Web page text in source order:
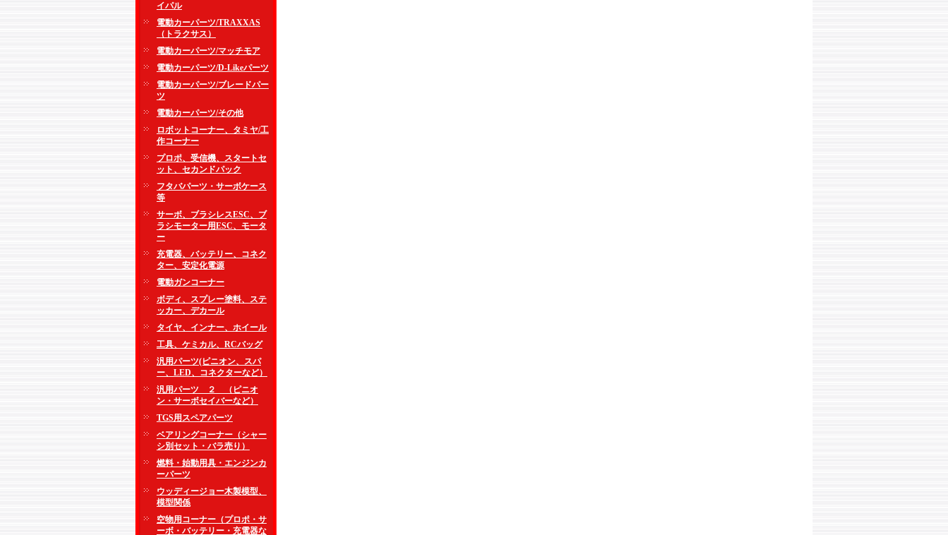
イパル
電動カーパーツ/TRAXXAS
（トラクサス）
電動カーパーツ/マッチモア
電動カーパーツ/D-Likeパーツ
電動カーパーツ/ブレードパー
ツ
電動カーパーツ/その他
ロボットコーナー、タミヤ/工
作コーナー
プロポ、受信機、スタートセ
ット、セカンドパック
フタバパーツ・サーボケース
等
サーボ、ブラシレスESC、ブ
ラシモーター用ESC、モータ
ー
充電器、バッテリー、コネク
ター、安定化電源
電動ガンコーナー
ボディ、スプレー塗料、ステ
ッカー、デカール
タイヤ、インナー、ホイール
工具、ケミカル、RCバッグ
汎用パーツ(ピニオン、スパ
ー、LED、コネクターなど）
汎用パーツ ２ （ピニオ
ン・サーボセイバーなど）
TGS用スペアパーツ
ベアリングコーナー（シャー
シ別セット・バラ売り）
燃料・始動用具・エンジンカ
ーパーツ
ウッディージョー木製模型、
模型関係
空物用コーナー（プロポ・サ
ーボ・バッテリー・充電器な